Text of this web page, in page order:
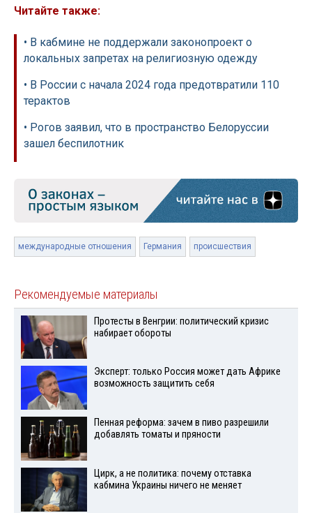
Читайте также:
• В кабмине не поддержали законопроект о
локальных запретах на религиозную одежду
• В России с начала 2024 года предотвратили 110
терактов
• Рогов заявил, что в пространство Белоруссии
зашел беспилотник
международные отношения Германия происшествия
Рекомендуемые материалы
Протесты в Венгрии: политический кризис
набирает обороты
Эксперт: только Россия может дать Африке
возможность защитить себя
Пенная реформа: зачем в пиво разрешили
добавлять томаты и пряности
Цирк, а не политика: почему отставка
кабмина Украины ничего не меняет